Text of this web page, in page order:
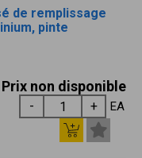
de remplissage
pinte
Prix non disponible
EA